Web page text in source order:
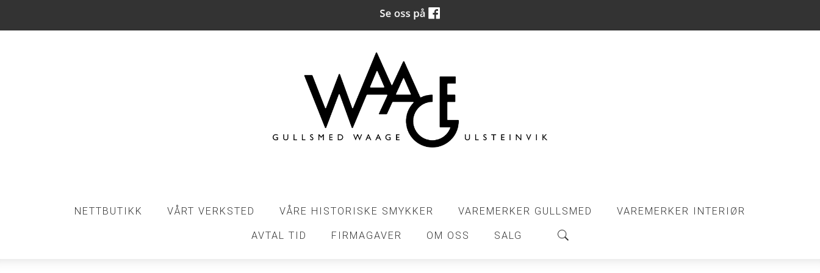
NETTBUTIKK VÅRT VERKSTED VÅRE HISTORISKE SMYKKER VAREMERKER GULLSMED VAREMERKER INTERIØR
AVTAL TID FIRMAGAVER OM OSS SALG